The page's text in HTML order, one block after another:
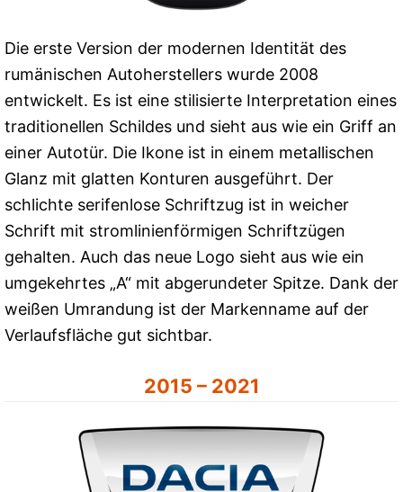
Die erste Version der modernen Identität des
rumänischen Autoherstellers wurde 2008
entwickelt. Es ist eine stilisierte Interpretation eines
traditionellen Schildes und sieht aus wie ein Griff an
einer Autotür. Die Ikone ist in einem metallischen
Glanz mit glatten Konturen ausgeführt. Der
schlichte serifenlose Schriftzug ist in weicher
Schrift mit stromlinienförmigen Schriftzügen
gehalten. Auch das neue Logo sieht aus wie ein
umgekehrtes „A“ mit abgerundeter Spitze. Dank der
weißen Umrandung ist der Markenname auf der
Verlaufsfläche gut sichtbar.
2015 – 2021